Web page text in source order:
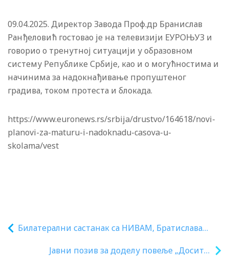
09.04.2025. Директор Завода Проф.др Бранислав
Ранђеловић гостовао је на телевизији ЕУРОЊУЗ и
говорио о тренутној ситуацији у образовном
систему Републике Србије, као и о могућностима и
начинима за надокнађивање пропуштеног
градива, током протеста и блокада.
https://www.euronews.rs/srbija/drustvo/164618/novi-
planovi-za-maturu-i-nadoknadu-casova-u-
skolama/vest
Билатерални састaнак са НИВАМ, Братислава
Јавни позив за доделу повеље „Доситеј